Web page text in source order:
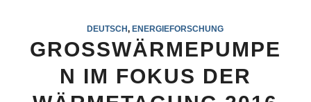
DEUTSCH ,ENERGIEFORSCHUNG
GROSSWÄRMEPUMPE
N IM FOKUS DER